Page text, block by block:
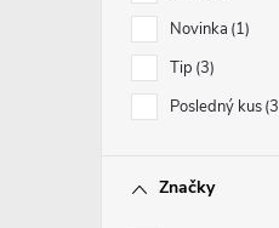
Novinka 1
Tip 3
Posledný kus 3
Značky